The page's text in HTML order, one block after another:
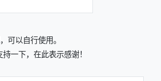
可以自行使用。
一下，在此表示感谢！